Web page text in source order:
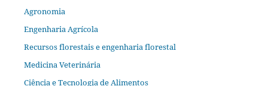
Agronomia
Engenharia Agrícola
Recursos florestais e engenharia florestal
Medicina Veterinária
Ciência e Tecnologia de Alimentos